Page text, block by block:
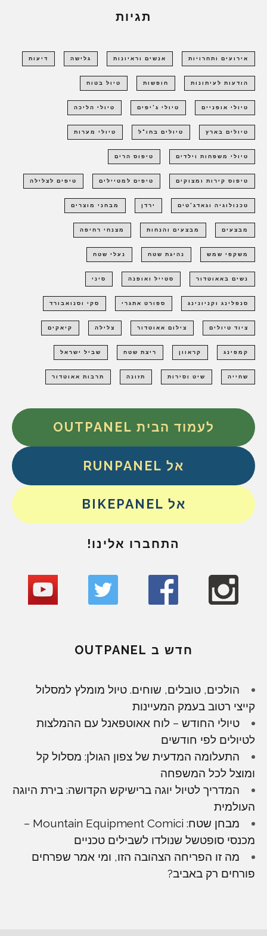
תגיות
אירועים ותחרויות אנשים וראיונות גלישה דיעות
הודעות לעיתונות חופשות טיול בטוח
טיולי אופניים טיולי ג'יפים טיולי הליכה
טיולים בארץ טיולים בחו"ל טיולי מערות
טיולי משפחות וילדים טיפוס הרים
טיפוס קירות ומצוקים טיפים למטיילים טיפים לצלילה
טכנולוגיה וגאדג'טים ירדן מבחני מוצרים
מבצעים מבצעים והנחות מצנחי רחיפה
משקפי שמש נהיגת שטח נעלי שטח
נשים באאוטדור סטייל ואופנה סיני
סנפלינג וקניונינג ספורט אתגרי סקי וסנואבורד
ציוד טיולים צילום אאוטדור צלילה קיאקים
קמפינג קראוון ריצת שטח שביל ישראל
שחייה שיט וסירות תזונה תרבות אאוטדור
לעמוד הבית OUTPANEL
אל RUNPANEL
אל BIKEPANEL
התחברו אלינו!
חדש ב OUTPANEL
הולכים, טובלים, שוחים. טיול מומלץ למסלול
קייצי רטוב בעמק המעיינות
טיולי החודש – לוח אאוטפאנל עם ההמלצות
לטיולים לפי חודשים
התעלומה המדעית של צפון הגולן: מסלול קל
ומוצל לכל המשפחה
המדריך לטיול יוגה ברישיקש הקדושה: בירת היוגה
העולמית
מבחן שטח: Mountain Equipment Comici –
מכנסי סופטשל שנולדו לשבילים טכניים
מה זו הפריחה הצהובה הזו, ומי אמר שפרחים
פורחים רק באביב?